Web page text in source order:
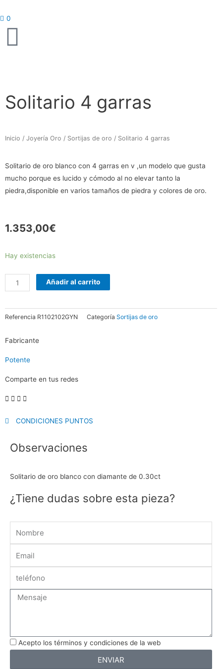
al
contenido
0
Solitario 4 garras
Inicio / Joyería Oro / Sortijas de oro / Solitario 4 garras
Solitario de oro blanco con 4 garras en v ,un modelo que gusta
mucho porque es lucido y cómodo al no elevar tanto la
piedra,disponible en varios tamaños de piedra y colores de oro.
1.353,00€
Hay existencias
Solitario
garras
cantidad
Añadir al carrito
Referencia R1102102GYN Categoría Sortijas de oro
Fabricante
Potente
Comparte en tus redes
CONDICIONES PUNTOS
Observaciones
Solitario de oro blanco con diamante de 0.30ct
¿Tiene dudas sobre esta pieza?
Message
Acepto los términos y condiciones de la web
ENVIAR